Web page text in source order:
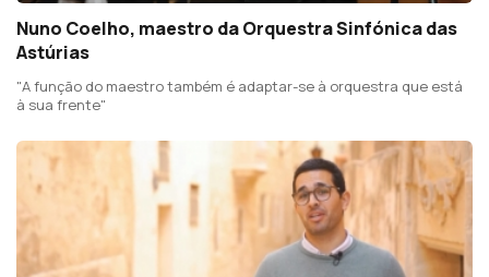
Nuno Coelho, maestro da Orquestra Sinfónica das
Astúrias
"A função do maestro também é adaptar-se à orquestra que está
à sua frente"